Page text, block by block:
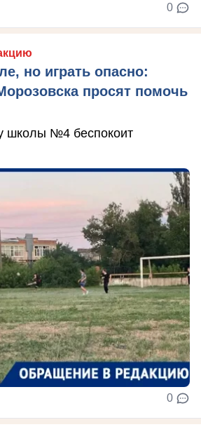
0
но играть опасно:
просят помочь
школы №4 беспокоит
0